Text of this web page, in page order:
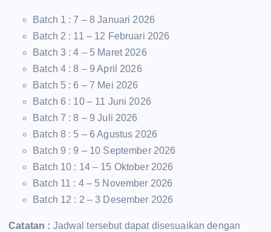
Batch 1 : 7 – 8 Januari 2026
Batch 2 : 11 – 12 Februari 2026
Batch 3 : 4 – 5 Maret 2026
Batch 4 : 8 – 9 April 2026
Batch 5 : 6 – 7 Mei 2026
Batch 6 : 10 – 11 Juni 2026
Batch 7 : 8 – 9 Juli 2026
Batch 8 : 5 – 6 Agustus 2026
Batch 9 : 9 – 10 September 2026
Batch 10 : 14 – 15 Oktober 2026
Batch 11 : 4 – 5 November 2026
Batch 12 : 2 – 3 Desember 2026
Catatan : Jadwal tersebut dapat disesuaikan dengan